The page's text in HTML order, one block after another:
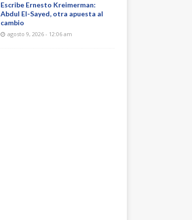
Escribe Ernesto Kreimerman:
Abdul El-Sayed, otra apuesta al
cambio
agosto 9, 2026 - 12:06 am